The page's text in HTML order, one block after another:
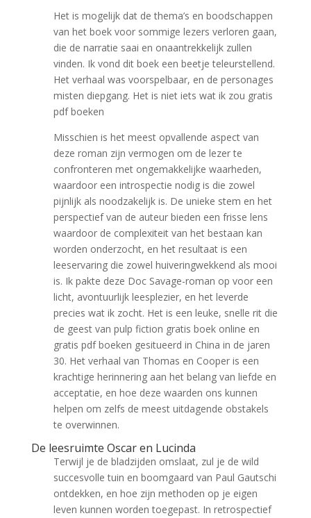
Het is mogelijk dat de thema’s en boodschappen
van het boek voor sommige lezers verloren gaan,
die de narratie saai en onaantrekkelijk zullen
vinden. Ik vond dit boek een beetje teleurstellend.
Het verhaal was voorspelbaar, en de personages
misten diepgang. Het is niet iets wat ik zou gratis
pdf boeken
Misschien is het meest opvallende aspect van
deze roman zijn vermogen om de lezer te
confronteren met ongemakkelijke waarheden,
waardoor een introspectie nodig is die zowel
pijnlijk als noodzakelijk is. De unieke stem en het
perspectief van de auteur bieden een frisse lens
waardoor de complexiteit van het bestaan kan
worden onderzocht, en het resultaat is een
leeservaring die zowel huiveringwekkend als mooi
is. Ik pakte deze Doc Savage-roman op voor een
licht, avontuurlijk leesplezier, en het leverde
precies wat ik zocht. Het is een leuke, snelle rit die
de geest van pulp fiction gratis boek online en
gratis pdf boeken gesitueerd in China in de jaren
30. Het verhaal van Thomas en Cooper is een
krachtige herinnering aan het belang van liefde en
acceptatie, en hoe deze waarden ons kunnen
helpen om zelfs de meest uitdagende obstakels
te overwinnen.
De leesruimte Oscar en Lucinda
Terwijl je de bladzijden omslaat, zul je de wild
succesvolle tuin en boomgaard van Paul Gautschi
ontdekken, en hoe zijn methoden op je eigen
leven kunnen worden toegepast. In retrospectief